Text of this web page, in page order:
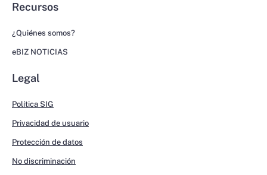
Recursos
¿Quiénes somos?
eBIZ NOTICIAS
Legal
Política SIG
Privacidad de usuario
Protección de datos
No discriminación